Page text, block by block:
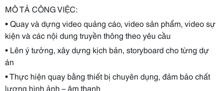
MÔ TẢ CÔNG VIỆC:
• Quay và dựng video quảng cáo, video sản phẩm, video sự
kiện và các nội dung truyền thông theo yêu cầu
• Lên ý tưởng, xây dựng kịch bản, storyboard cho từng dự
án
• Thực hiện quay bằng thiết bị chuyên dụng, đảm bảo chất
lượng hình ảnh – âm thanh